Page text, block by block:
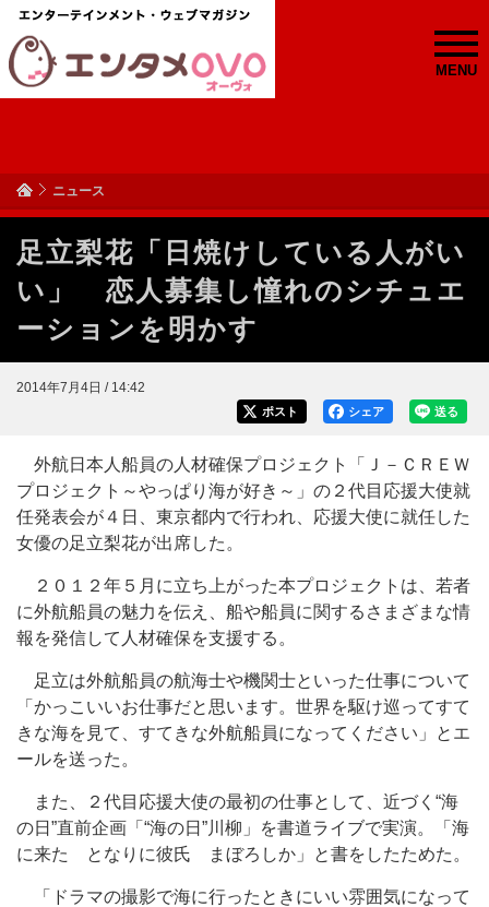
MENU
ニュース
足立梨花「日焼けしている人がい
い」 恋人募集し憧れのシチュエ
ーションを明かす
2014年7月4日 / 14:42
送る
シェア
ポスト
外航日本人船員の人材確保プロジェクト「Ｊ－ＣＲＥＷ
プロジェクト～やっぱり海が好き～」の２代目応援大使就
任発表会が４日、東京都内で行われ、応援大使に就任した
女優の足立梨花が出席した。
２０１２年５月に立ち上がった本プロジェクトは、若者
に外航船員の魅力を伝え、船や船員に関するさまざまな情
報を発信して人材確保を支援する。
足立は外航船員の航海士や機関士といった仕事について
「かっこいいお仕事だと思います。世界を駆け巡ってすて
きな海を見て、すてきな外航船員になってください」とエ
ールを送った。
また、２代目応援大使の最初の仕事として、近づく“海
の日”直前企画「“海の日”川柳」を書道ライブで実演。「海
に来た となりに彼氏 まぼろしか」と書をしたためた。
「ドラマの撮影で海に行ったときにいい雰囲気になって